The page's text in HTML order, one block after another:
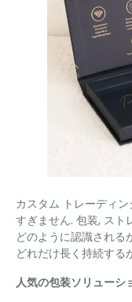
カスタム トレーディ
すぎません. 包装, スト
どのように認識される
どれだけ長く持続する
人気の包装ソリューシ